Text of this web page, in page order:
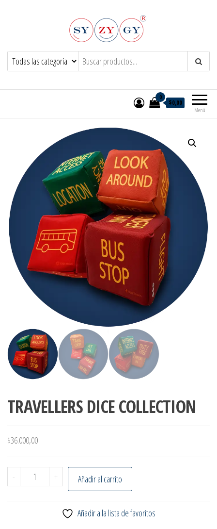
Syzygy.net.ar
Menú
0
$0,00
TRAVELLERS DICE COLLECTION
$36.000,00
- TRAVELLERS DICE COLLECTION cantidad
+ Añadir al carrito
Añadir a la lista de favoritos